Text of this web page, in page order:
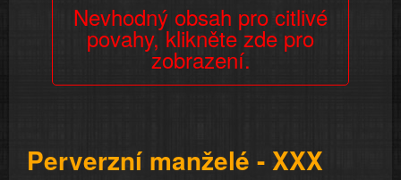
Nevhodný obsah pro citlivé
povahy, klikněte zde pro
zobrazení.
Perverzní manželé - XXX